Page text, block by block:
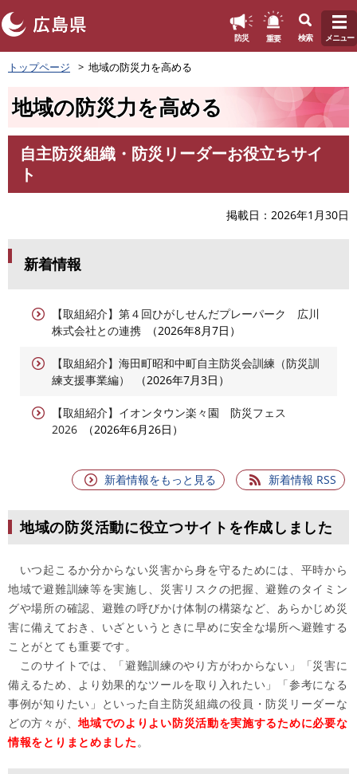
ペ
ー
頭
。
防災 重要 検索 メニュー
トップページ 地域の防災力を高める
地域の防災力を高める
自主防災組織・防災リーダーお役立ちサイ
ト
掲載日 2026年1月30日
新着情報
【取組紹介】第４回ひがしせんだプレーパーク 広川
株式会社との連携
2026年8月7日
【取組紹介】海田町昭和中町自主防災会訓練（防災訓
練支援事業編）
2026年7月3日
【取組紹介】イオンタウン楽々園 防災フェス
2026
2026年6月26日
新着情報をもっと見る 新着情報 RSS
地域の防災活動に役立つサイトを作成しました
いつ起こるか分からない災害から身を守るためには、平時から
地域で避難訓練等を実施し、災害リスクの把握、避難のタイミン
グや場所の確認、避難の呼びかけ体制の構築など、あらかじめ災
害に備えておき、いざというときに早めに安全な場所へ避難する
ことがとても重要です。
このサイトでは、「避難訓練のやり方がわからない」「災害に
備えるため、より効果的なツールを取り入れたい」「参考になる
事例が知りたい」といった自主防災組織の役員・防災リーダーな
どの方々が、地域でのよりよい防災活動を実施するために必要な
情報をとりまとめました 。